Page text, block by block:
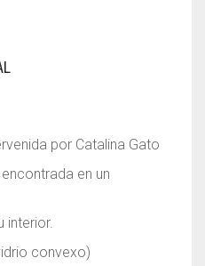
por Catalina Gato
en un
interior.
convexo)